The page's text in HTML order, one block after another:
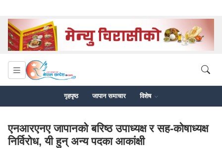
गृहपृष्ठ जापान समाचार विशेष
एनआरएनए जापानको बरिष्ठ उपाध्यक्ष र सह-कोषाध्यक्ष
निर्विरोध, यी हुन् अन्य पदका आकांक्षी